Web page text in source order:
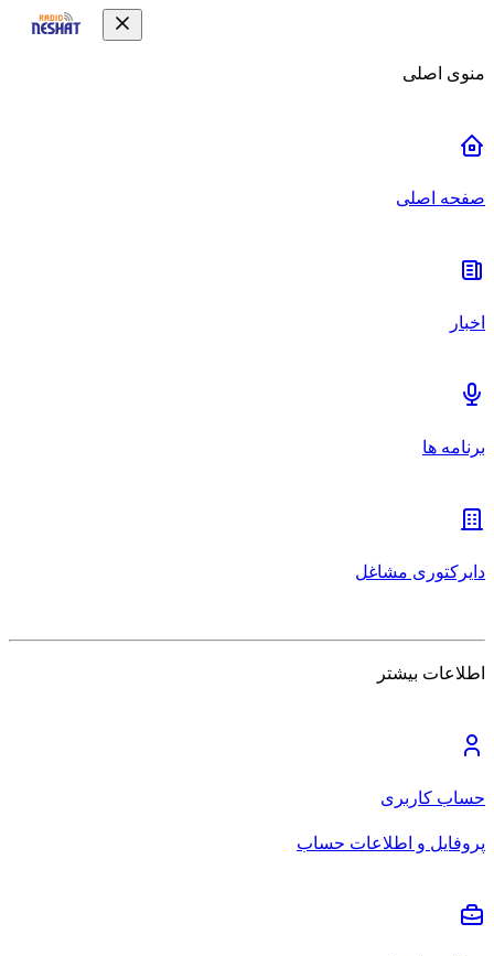
منوی اصلی
صفحه اصلی
اخبار
برنامه ها
دایرکتوری مشاغل
اطلاعات بیشتر
حساب کاربری
پروفایل و اطلاعات حساب